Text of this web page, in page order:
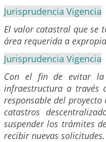
Jurisprudencia Vigencia
El valor catastral que se
área requerida a
Jurisprudencia Vigencia
Con el fin de evitar la
infraestructura a través
responsable del
catastros
suspender los trámites
recibir nuevas solicitudes.